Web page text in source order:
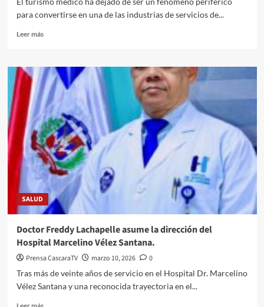
para convertirse en una de las industrias de servicios de...
Leer más
SALUD
Doctor Freddy Lachapelle asume la dirección del
Hospital Marcelino Vélez Santana.
Prensa CascaraTV marzo 10, 2026
0
Tras más de veinte años de servicio en el Hospital Dr. Marcelino
Vélez Santana y una reconocida trayectoria en el...